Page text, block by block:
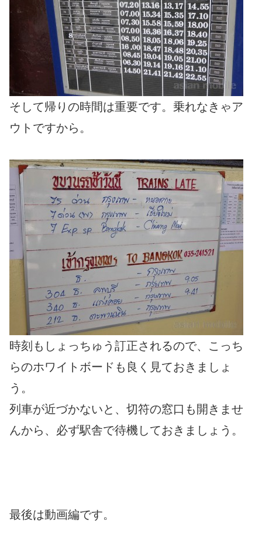
そして帰りの時間は重要です。乗れなきゃア
ウトですから。
時刻もしょっちゅう訂正されるので、こっち
らのホワイトボードも良く見ておきましょ
う。
列車が近づかないと、切符の窓口も開きませ
んから、必ず駅舎で待機しておきましょう。
最後は動画編です。